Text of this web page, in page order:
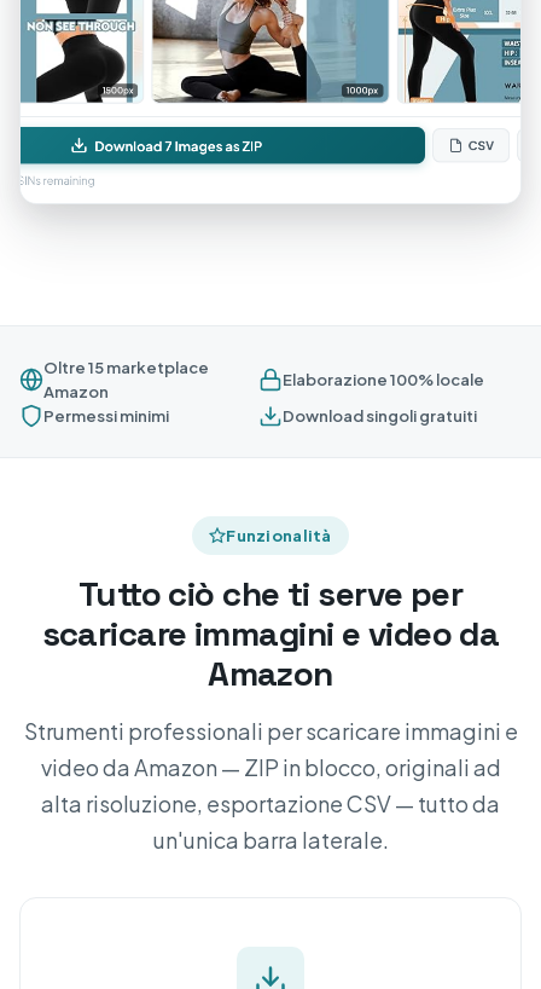
Oltre 15 marketplace
Amazon
Elaborazione 100% locale
Permessi minimi
Download singoli gratuiti
Funzionalità
Tutto ciò che ti serve per
scaricare immagini e video da
Amazon
Strumenti professionali per scaricare immagini e
video da Amazon — ZIP in blocco, originali ad
alta risoluzione, esportazione CSV — tutto da
un'unica barra laterale.